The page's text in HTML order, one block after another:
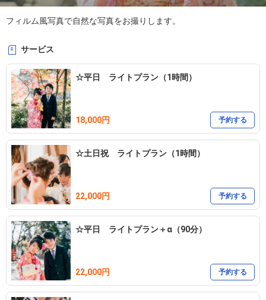
フィルム風写真で自然な写真をお撮りします。
サービス
☆平日 ライトプラン（1時間）
18,000円 予約する
☆土日祝 ライトプラン（1時間）
22,000円 予約する
☆平日 ライトプラン＋α（90分）
22,000円 予約する